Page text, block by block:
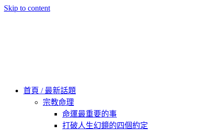
Skip to content
首頁 / 最新話題
宗教命理
命運最重要的事
打破人生幻鏡的四個約定